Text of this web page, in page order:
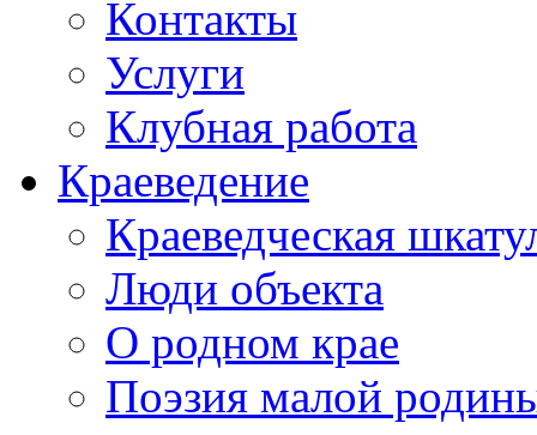
Контакты
Услуги
Клубная работа
Краеведение
Краеведческая
Люди объекта
О родном крае
Поэзия малой